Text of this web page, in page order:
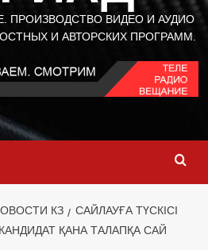
ПРОИЗВОДСТВО ВИДЕО И АУДИО
И АВТОРСКИХ ПРОГРАММ.
КЗ
САЙЛАУҒА ТҮСКІСІ
ҚАНА ТАЛАПҚА САЙ